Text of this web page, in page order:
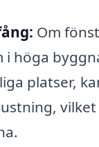
Om
i höga
platser,
vilket